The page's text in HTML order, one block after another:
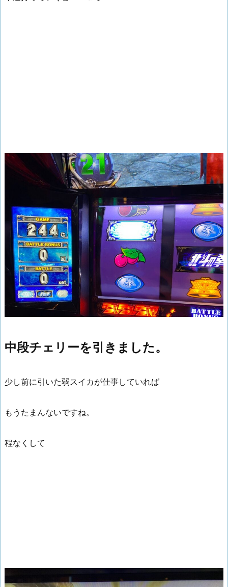
中段チェリーを引きました。
少し前に引いた弱スイカが仕事していれば
もうたまんないですね。
程なくして